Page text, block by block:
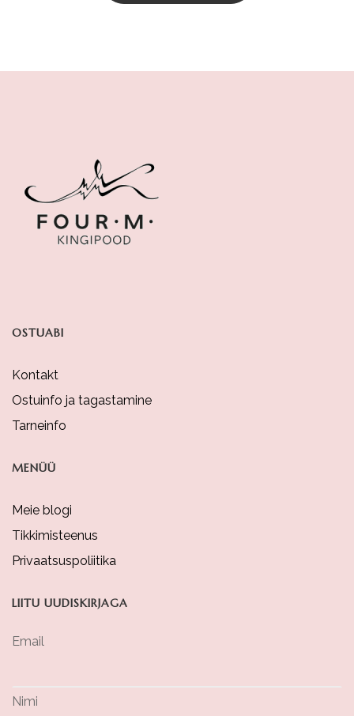
OSTUABI
Kontakt
Ostuinfo ja tagastamine
Tarneinfo
MENÜÜ
Meie blogi
Tikkimisteenus
Privaatsuspoliitika
LIITU UUDISKIRJAGA
Email
Nimi